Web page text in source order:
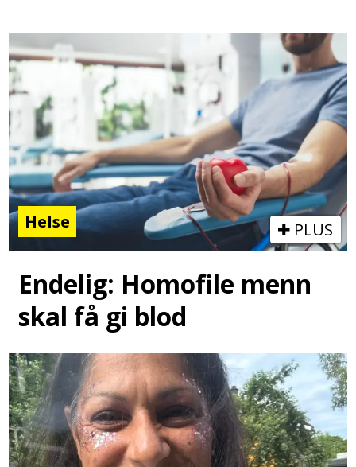
Helse PLUS
Endelig: Homofile menn
skal få gi blod